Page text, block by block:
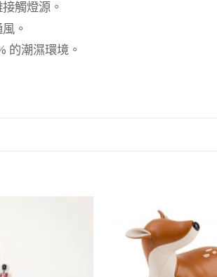
觸燈源。
。
的潮濕環境。